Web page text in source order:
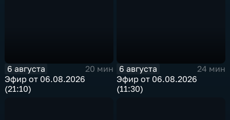
6 августа
20 мин
Эфир от 06.08.2026
(21:10)
6 августа
24 мин
Эфир от 06.08.2026
(11:30)